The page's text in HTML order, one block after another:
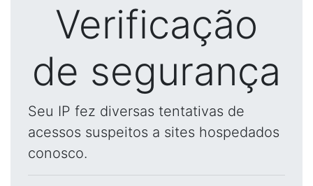
Verificação
de segurança
Seu IP fez diversas tentativas de
acessos suspeitos a sites hospedados
conosco.